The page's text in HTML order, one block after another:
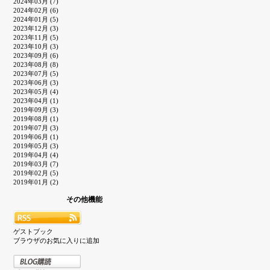
2024年02月 (6)
2024年01月 (5)
2023年12月 (3)
2023年11月 (5)
2023年10月 (3)
2023年09月 (6)
2023年08月 (8)
2023年07月 (5)
2023年06月 (3)
2023年05月 (4)
2023年04月 (1)
2019年09月 (3)
2019年08月 (1)
2019年07月 (3)
2019年06月 (1)
2019年05月 (3)
2019年04月 (4)
2019年03月 (7)
2019年02月 (5)
2019年01月 (2)
その他機能
ゲストブック
ブラウザのお気に入りに追加